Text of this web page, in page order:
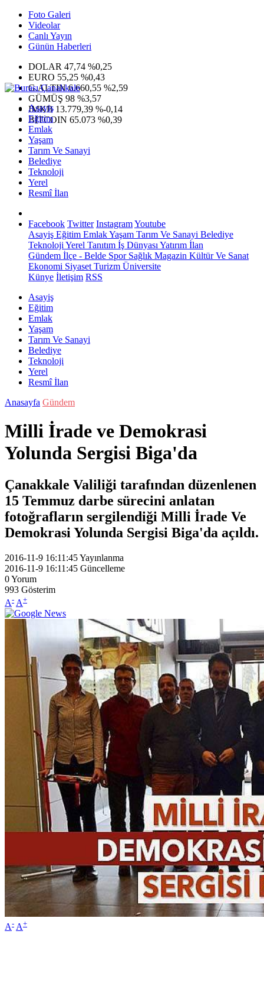
Foto Galeri
Videolar
Canlı Yayın
Günün Haberleri
DOLAR 47,74 %0,25
EURO 55,25 %0,43
G.ALTIN6.660,55 %2,59
GÜMÜŞ 98 %3,57
IMKB 13.779,39 %-0,14
BITCOIN 65.073 %0,39
Asayiş
Eğitim
Emlak
Yaşam
Tarım Ve Sanayi
Belediye
Teknoloji
Yerel
Resmî İlan
Facebook Twitter InstagramYoutube
Asayiş Eğitim EmlakYaşam Tarım Ve Sanayi Belediye
Teknoloji Yerel Tanıtım İş Dünyası Yatırım İlan
Gündem İlçe - Belde SporSağlık Magazin Kültür Ve Sanat
Ekonomi Siyaset Turizm Üniversite
Künye İletişim RSS
Asayiş
Eğitim
Emlak
Yaşam
Tarım Ve Sanayi
Belediye
Teknoloji
Yerel
Resmî İlan
Anasayfa Gündem
Milli İrade ve Demokrasi
Yolunda Sergisi Biga'da
Çanakkale Valiliği tarafından düzenlenen
15 Temmuz darbe sürecini anlatan
fotoğrafların sergilendiği Milli İrade Ve
Demokrasi Yolunda Sergisi Biga'da açıldı.
2016-11-9 16:11:45Yayınlanma
2016-11-9 16:11:45 Güncelleme
0Yorum
993 Gösterim
A- A+
A- A+